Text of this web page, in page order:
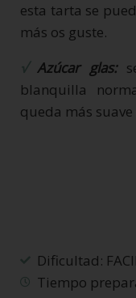
esta tarta se
más os guste.
√Azúcar glas:
blanquilla
queda más
Dificultad:
Tiempo